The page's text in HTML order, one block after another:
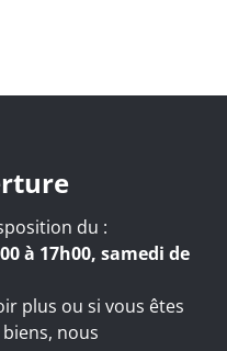
du :
à 17h00, samedi de
plus ou si vous êtes
nous